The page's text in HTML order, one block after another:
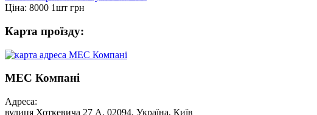
Ціна: 8000 1шт грн
Карта проїзду:
МЕС Компані
Адреса:
вулиця Хоткевича 27 А, 02094, Україна, Київ